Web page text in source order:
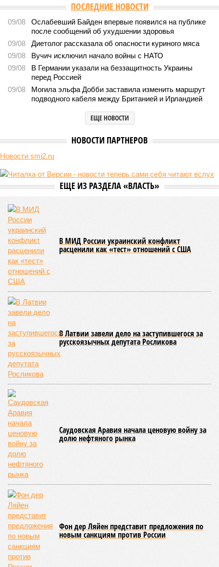
ПОСЛЕДНИЕ НОВОСТИ
09/08
Ослабевший Байден впервые появился на публике
после сообщений об ухудшении здоровья
09/08
Диетолог рассказала об опасности куриного мяса
09/08
Вучич исключил начало войны с НАТО
09/08
В Германии указали на беззащитность Украины
перед Россией
09/08
Могила эльфа Добби заставила изменить маршрут
подводного кабеля между Британией и Ирландией
ЕЩЕ НОВОСТИ
НОВОСТИ ПАРТНЕРОВ
Новости smi2.ru
ЕЩЕ ИЗ РАЗДЕЛА «ВЛАСТЬ»
В МИД России украинский конфликт
расценили как «тест» отношений с США
В Латвии завели дело на заступившегося за
русскоязычных депутата Росликова
Саудовская Аравия начала ценовую войну за
долю нефтяного рынка
Фон дер Ляйен представит предложения по
новым санкциям против России